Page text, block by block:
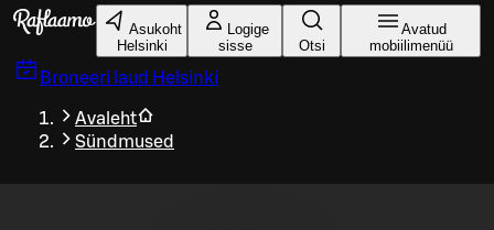
Liigu peamise sisu juurde
Asukoht
Helsinki
Logige
sisse
Otsi
Avatud
mobiilimenüü
Broneeri laud Helsinki
Avaleht
Sündmused